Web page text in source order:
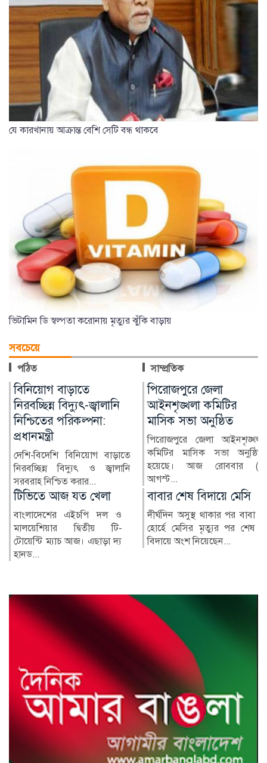
যে কারখানায় আক্রান্ত বেশি সেটি বন্ধ থাকবে
ভিটামিন ডি স্বল্পতা করোনায় মৃত্যুর ঝুঁকি বাড়ায়
সবচেয়ে
পঠিত সাম্প্রতিক
পিরোজপুরে জেলা
আইনশৃঙ্খলা কমিটির
মাসিক সভা অনুষ্ঠিত
পিরোজপুরে জেলা আইনশৃঙ্খলা
কমিটির মাসিক সভা অনুষ্ঠিত
হয়েছে। আজ রোববার (৯
আগস্ট...
লৌহজংয়ে মার্কেটে আগুন,
রক্ষা পেল হাসপাতাল-
ব্যাংক
মুন্সীগঞ্জের লৌহজংয়ে একটি
মার্কেটে অগ্নিকাণ্ডের ঘটনা ঘটেছে।
ফায়ার সার্ভিসের দ...
বাবার শেষ বিদায়ে মেসি
দীর্ঘদিন অসুস্থ থাকার পর বাবা
হোর্হে মেসির মৃত্যুর পর শেষ
বিদায়ে অংশ নিয়েছেন...
এসএসসি ও সমমানের
ফল প্রকাশ আজ
চলতি বছরের এসএসসি ও
সমমান পরীক্ষার ফল আজ